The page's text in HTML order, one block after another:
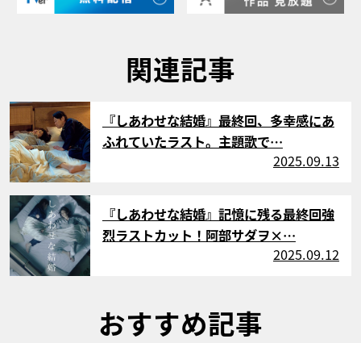
関連記事
サムネイル
『しあわせな結婚』最終回、多幸感にあ
ふれていたラスト。主題歌で…
2025.09.13
サムネイル
『しあわせな結婚』記憶に残る最終回強
烈ラストカット！阿部サダヲ×…
2025.09.12
おすすめ記事